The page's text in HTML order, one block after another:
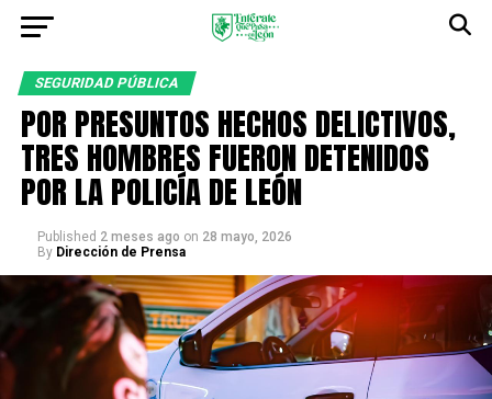
SEGURIDAD PÚBLICA
POR PRESUNTOS HECHOS DELICTIVOS,
TRES HOMBRES FUERON DETENIDOS
POR LA POLICÍA DE LEÓN
Published 2 meses ago on 28 mayo, 2026
By Dirección de Prensa